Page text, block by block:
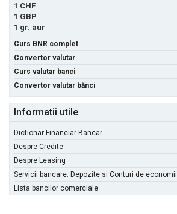
1 CHF
1 GBP
1 gr. aur
Curs BNR complet
Convertor valutar
Curs valutar banci
Convertor valutar bănci
Informatii utile
Dictionar Financiar-Bancar
Despre Credite
Despre Leasing
Servicii bancare: Depozite si Conturi de economii
Lista bancilor comerciale